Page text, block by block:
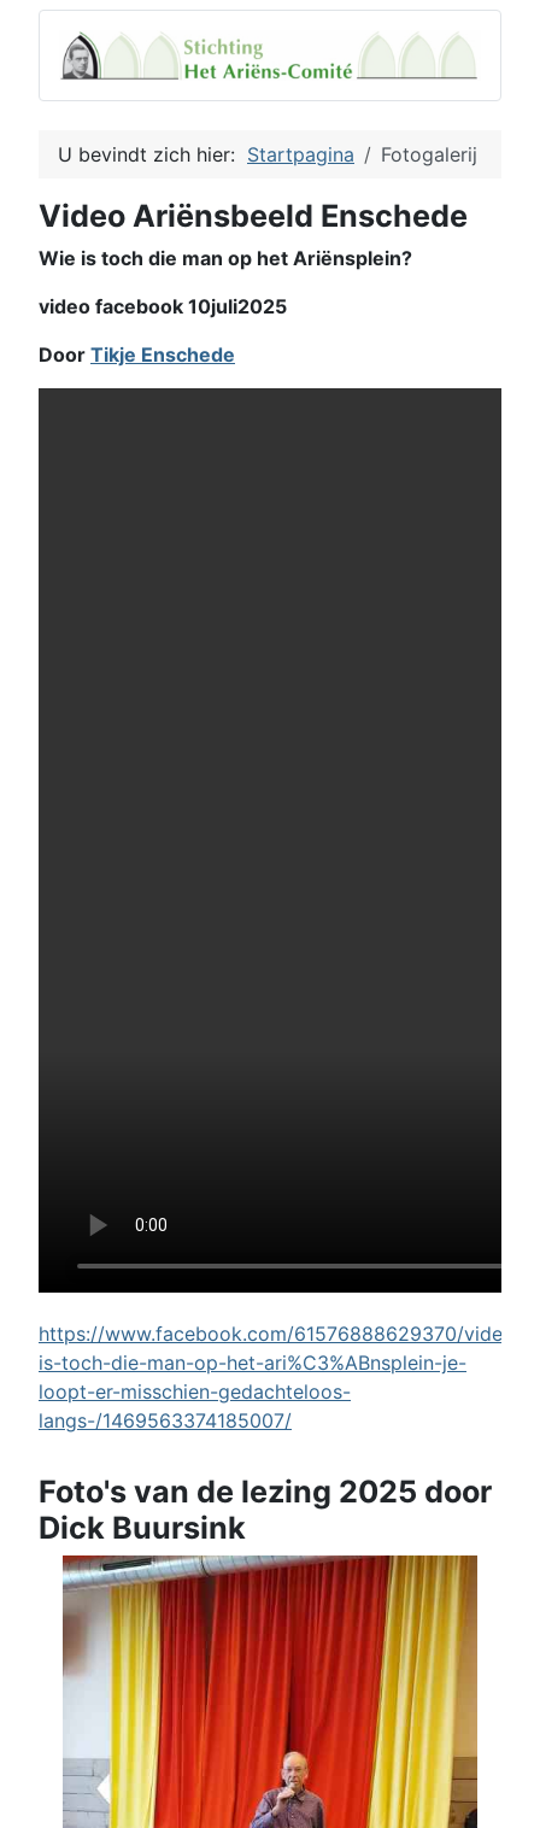
U bevindt zich hier: Startpagina Fotogalerij
Video Ariënsbeeld Enschede
Wie is toch die man op het Ariënsplein?
video facebook 10juli2025
Door Tikje Enschede
https://www.facebook.com/61576888629370/videos/
is-toch-die-man-op-het-ari%C3%ABnsplein-je-
loopt-er-misschien-gedachteloos-
langs-/1469563374185007/
Foto's van de lezing 2025 door
Dick Buursink